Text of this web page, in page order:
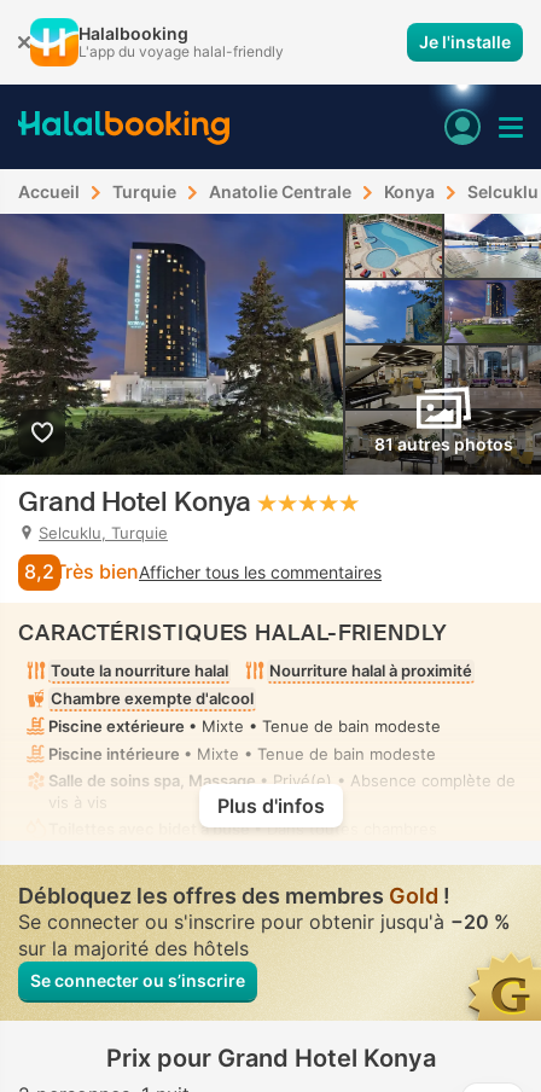
Halalbooking
L'app du voyage halal-friendly Je l'installe
Accueil Turquie Anatolie Centrale Konya Selcuklu
81 autres photos
Grand Hotel Konya
Selcuklu, Turquie
8,2 Très bienAfficher tous les commentaires
CARACTÉRISTIQUES HALAL-FRIENDLY
Toute la nourriture halal
Nourriture halal à proximité
Chambre exempte d'alcool
Piscine extérieure • Mixte • Tenue de bain modeste
Piscine intérieure • Mixte • Tenue de bain modeste
Salle de soins spa, Massage• Privé(e) • Absence complète de
vis à vis
Toilettes avec bidet à buse• Dans toutes chambres
Plus d'infos
Débloquez les offres des membres Gold !
Se connecter ou s'inscrire pour obtenir jusqu'à −20 %
sur la majorité des hôtels
Se connecter ou s’inscrire
Prix pour Grand Hotel Konya